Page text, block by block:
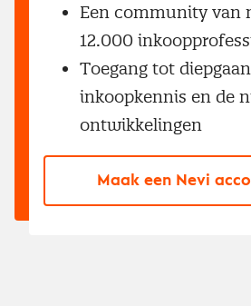
Een community van
12.000
Toegang tot
inkoopkennis en de
ontwikkelingen
Maak een Nevi